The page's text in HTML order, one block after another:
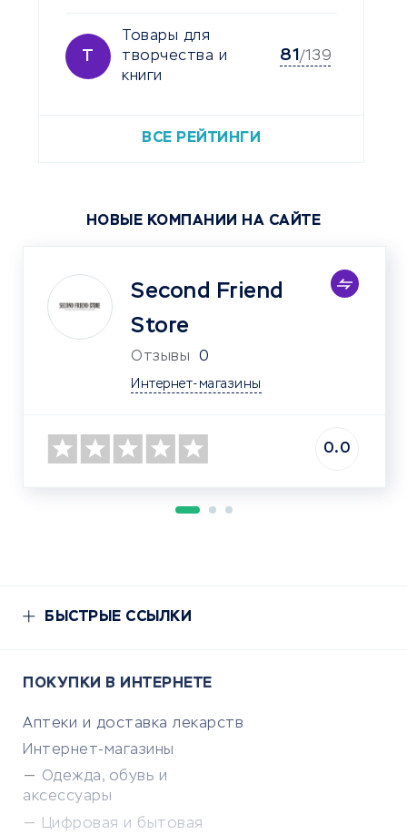
Т
Товары для
творчества и
книги
81/139
ВСЕ РЕЙТИНГИ
НОВЫЕ КОМПАНИИ НА САЙТЕ
Second Friend
Store
Отзывы 0
Интернет-магазины
0.0
БЫСТРЫЕ ССЫЛКИ
ПОКУПКИ В ИНТЕРНЕТЕ
Аптеки и доставка лекарств
Интернет-магазины
Одежда, обувь и
аксессуары
Цифровая и бытовая